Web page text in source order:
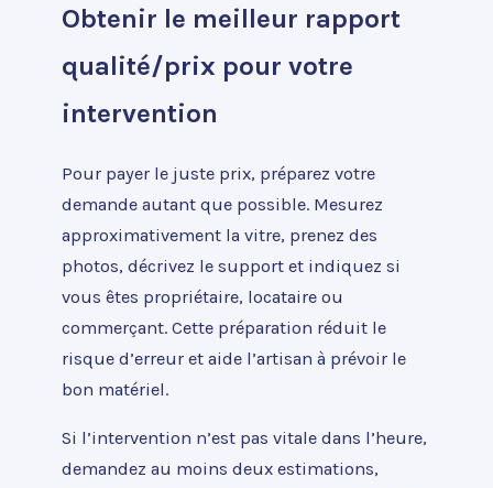
Obtenir le meilleur rapport
qualité/prix pour votre
intervention
Pour payer le juste prix, préparez votre
demande autant que possible. Mesurez
approximativement la vitre, prenez des
photos, décrivez le support et indiquez si
vous êtes propriétaire, locataire ou
commerçant. Cette préparation réduit le
risque d’erreur et aide l’artisan à prévoir le
bon matériel.
Si l’intervention n’est pas vitale dans l’heure,
demandez au moins deux estimations,